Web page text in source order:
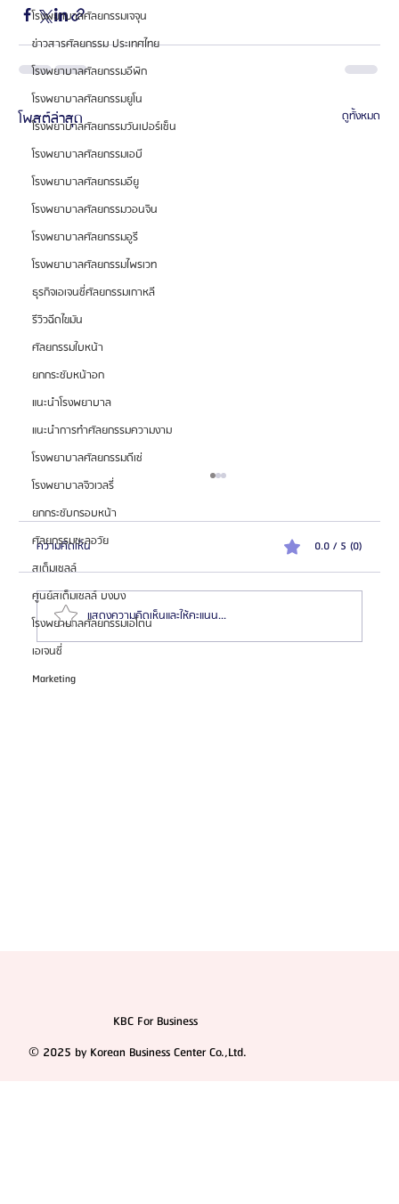
โรงพยาบาลศัลยกรรมเจจุน
ข่าวสารศัลยกรรม ประเทศไทย
โรงพยาบาลศัลยกรรมอีพิก
โรงพยาบาลศัลยกรรมยูโน
โรงพยาบาลศัลยกรรมวันเปอร์เซ็น
โรงพยาบาลศัลยกรรมเอบี
โรงพยาบาลศัลยกรรมอียู
โรงพยาบาลศัลยกรรมวอนจิน
โรงพยาบาลศัลยกรรมอูรี
โรงพยาบาลศัลยกรรมไพรเวท
ธุรกิจเอเจนซี่ศัลยกรรมเกาหลี
รีวิวฉีดไขมัน
ศัลยกรรมใบหน้า
ยกกระชับหน้าอก
แนะนำโรงพยาบาล
แนะนำการทำศัลยกรรมความงาม
โรงพยาบาลศัลยกรรมดีเซ่
โรงพยาบาลจิวเวลรี่
ยกกระชับกรอบหน้า
ศัลยกรรมชะลอวัย
สเต็มเซลล์
ศูนย์สเต็มเซลล์ บงบง
โรงพยาบาลศัลยกรรมเอโตน
เอเจนซี่
Marketing
โพสต์ล่าสุด ดูทั้งหมด
สมัครตัวแทน "เอเจนซี่ศัลยกรรมจีน" เทรนด์โอกาสสร้าง
ความคิดเห็น 0.0 / 5 (0)
แสดงความคิดเห็นและให้คะแนน...
KBC For Business
© 2025 by Korean Business Center Co.,Ltd.